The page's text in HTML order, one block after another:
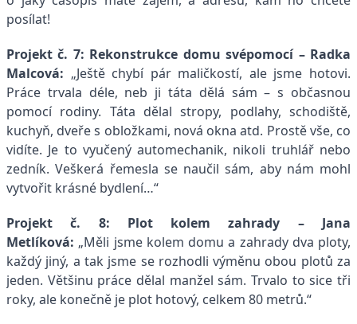
posílat!
Projekt č. 7: Rekonstrukce domu svépomocí– Radka
Malcová: „Ještě chybí pár maličkostí, ale jsme hotovi.
Práce trvala déle, neb ji táta dělá sám – s občasnou
pomocí rodiny. Táta dělal stropy, podlahy, schodiště,
kuchyň, dveře s obložkami, nová okna atd. Prostě vše, co
vidíte. Je to vyučený automechanik, nikoli truhlář nebo
zedník. Veškerá řemesla se naučil sám, aby nám mohl
vytvořit krásné bydlení…“
Projekt č. 8: Plot kolem zahrady – Jana
Metlíková: „Měli jsme kolem domu a zahrady dva ploty,
každý jiný, a tak jsme se rozhodli výměnu obou plotů za
jeden. Většinu práce dělal manžel sám. Trvalo to sice tři
roky, ale konečně je plot hotový, celkem 80 metrů.“